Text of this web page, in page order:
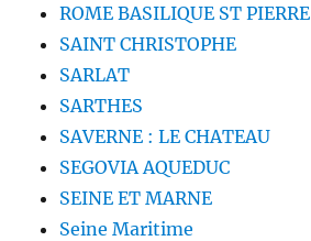
ROME BASILIQUE ST PIERRE
SAINT CHRISTOPHE
SARLAT
SARTHES
SAVERNE : LE CHATEAU
SEGOVIA AQUEDUC
SEINE ET MARNE
Seine Maritime